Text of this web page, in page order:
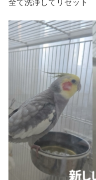
全て洗浄してリセット